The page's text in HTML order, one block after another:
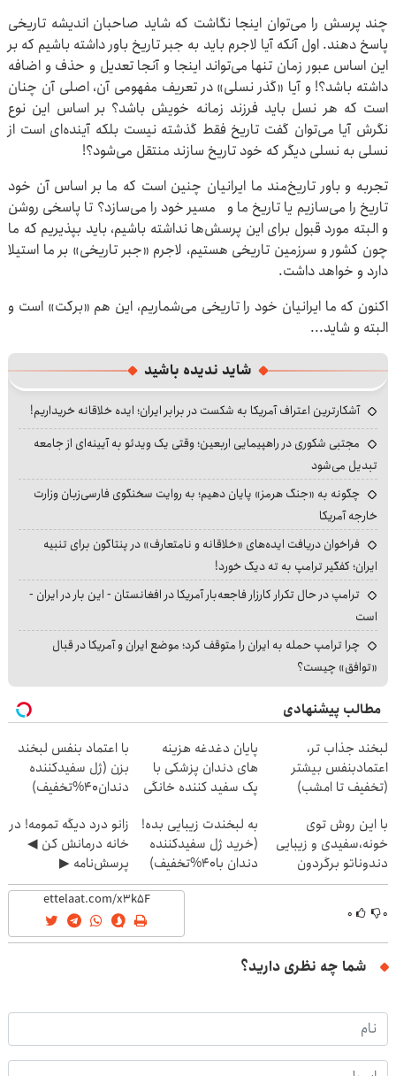
چند پرسش را می‌توان اینجا نگاشت که شاید صاحبان اندیشه تاریخی
پاسخ دهند. اول آنکه آیا لاجرم باید به جبر تاریخ باور داشته باشیم که بر
این اساس عبور زمان تنها می‌تواند اینجا و آنجا تعدیل و حذف و اضافه
داشته باشد؟! و آیا «گذر نسلی» در تعریف مفهومی آن، اصلی آن چنان
است که هر نسل باید فرزند زمانه خویش باشد؟ بر اساس این نوع
نگرش آیا می‌توان گفت تاریخ فقط گذشته نیست بلکه آینده‌ای است از
نسلی به نسلی دیگر که خود تاریخ سازند منتقل می‌شود؟!
تجربه و باور تاریخ‌مند ما ایرانیان چنین است که ما بر اساس آن خود
تاریخ را می‌سازیم یا تاریخ ما و مسیر خود را می‌سازد؟ تا پاسخی روشن
و البته مورد قبول برای این پرسش‌ها نداشته باشیم، باید بپذیریم که ما
چون کشور و سرزمین تاریخی هستیم، لاجرم «جبر تاریخی» بر ما استیلا
دارد و خواهد داشت.
اکنون که ما ایرانیان خود را تاریخی می‌شماریم، این هم «برکت» است و
البته و شاید...
شاید ندیده باشید
آشکارترین اعتراف آمریکا به شکست در برابر ایران؛ ایده خلاقانه خریداریم!
مجتبی شکوری در راهپیمایی اربعین؛ وقتی یک ویدئو به آیینه‌ای از جامعه
تبدیل می‌شود
چگونه به «جنگ هرمز» پایان دهیم؛ به روایت سخنگوی فارسی‌زبان وزارت
خارجه آمریکا
فراخوان دریافت ایده‌های «خلاقانه و نامتعارف» در پنتاگون برای تنبیه
ایران؛ کفگیر ترامپ به ته دیگ خورد!
ترامپ در حال تکرار کارزار فاجعه‌بار آمریکا در افغانستان - این بار در ایران -
است
چرا ترامپ حمله به ایران را متوقف کرد؛ موضع ایران و آمریکا در قبال
«توافق» چیست؟
مطالب پیشنهادی
لبخند جذاب تر،
اعتمادبنفس بیشتر
(تخفیف تا امشب)
پایان دغدغه هزینه
های دندان پزشکی با
پک سفید کننده خانگی
با اعتماد بنفس لبخند
بزن (ژل سفیدکننده
دندان40%تخفیف)
با این روش توی
خونه،سفیدی و زیبایی
دندوناتو برگردون
(40%off)
به لبخندت زیبایی بده!
(خرید ژل سفیدکننده
دندان با40%تخفیف)
زانو درد دیگه تمومه! در
خانه درمانش کن ◀
پرسش‌نامه ▶
۰ ۰
شما چه نظری دارید؟